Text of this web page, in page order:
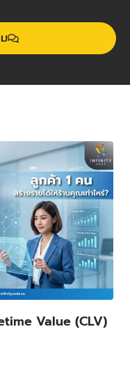
Value (CLV)
a
e